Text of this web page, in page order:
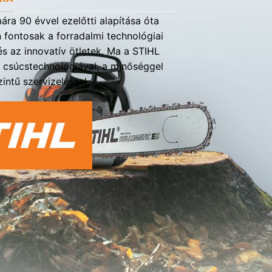
90 évvel ezelőtti alapítása óta
fontosak a forradalmi technológiai
az innovatív ötletek. Ma a STIHL
a minőséggel
szervizeléssel.